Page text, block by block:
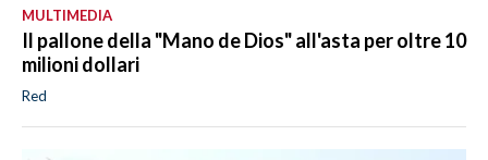
MULTIMEDIA
Il pallone della "Mano de Dios" all'asta per oltre 10
milioni dollari
Red